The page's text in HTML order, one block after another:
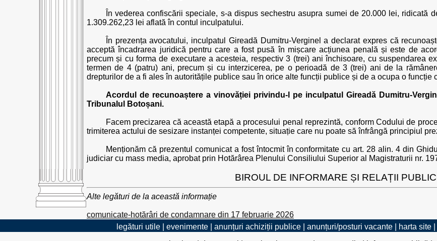
În vederea confiscării speciale, s-a dispus sechestru asupra sumei de 20.000 lei, ridicată
1.309.262,23 lei aflată în contul inculpatului.
În prezența avocatului, inculpatul Gireadă Dumitru-Verginel a declarat expres că
acceptă încadrarea juridică pentru care a fost pusă în mișcare acțiunea penală și este de
precum și cu forma de executare a acesteia, respectiv 3 (trei) ani închisoare, cu suspendarea
termen de 4 (patru) ani, precum și cu interzicerea, pe o perioadă de 3 (trei) ani de la
drepturilor de a fi ales în autoritățile publice sau în orice alte funcții publice și de a ocupa o funcție
Acordul de recunoaștere a vinovăției privindu-l pe inculpatul Gireadă Dumitru-
Tribunalul Botoșani.
Facem precizarea că această etapă a procesului penal reprezintă, conform Codului de
trimiterea actului de sesizare instanței competente, situație care nu poate să înfrângă principiul
Menționăm că prezentul comunicat a fost întocmit în conformitate cu art. 28 alin. 4 din
judiciar cu mass media, aprobat prin Hotărârea Plenului Consiliului Superior al Magistraturii nr.
BIROUL DE INFORMARE ȘI RELAȚII
Alte legături de la această informație
comunicate-hotărâri de condamnare din 17 februarie 2026
legături utile| evenimente| anunțuri achiziții publice| anunțuri/posturi vacante| harta site|